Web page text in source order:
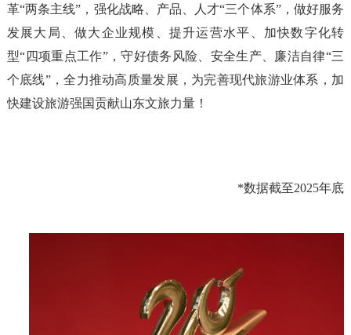
革“两条主线” ，强化战略、产品、人才“三个体系”，做好服务
发展大局、做大企业规模、提升运营水平、加快数字化转
型“ 四项重点工作”，守好债务风险、安全生产、廉洁自律“三
个底线”，全力推动高质量发展，为完善现代旅游业体系，加
快建设旅游强国贡献山东文旅力量！
*数据截至2025年底